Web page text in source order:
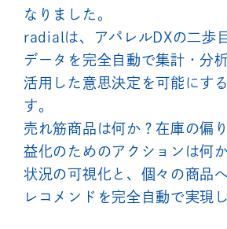
なりました。
radialは、アパレルDXの二歩
データを完全自動で集計・分
活用した意思決定を可能にす
す。
売れ筋商品は何か？在庫の偏
益化のためのアクションは何
状況の可視化と、個々の商品
レコメンドを完全自動で実現